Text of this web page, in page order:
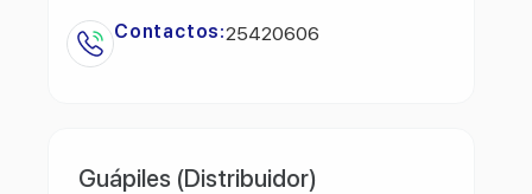
Contactos:25420606
Guápiles (Distribuidor)